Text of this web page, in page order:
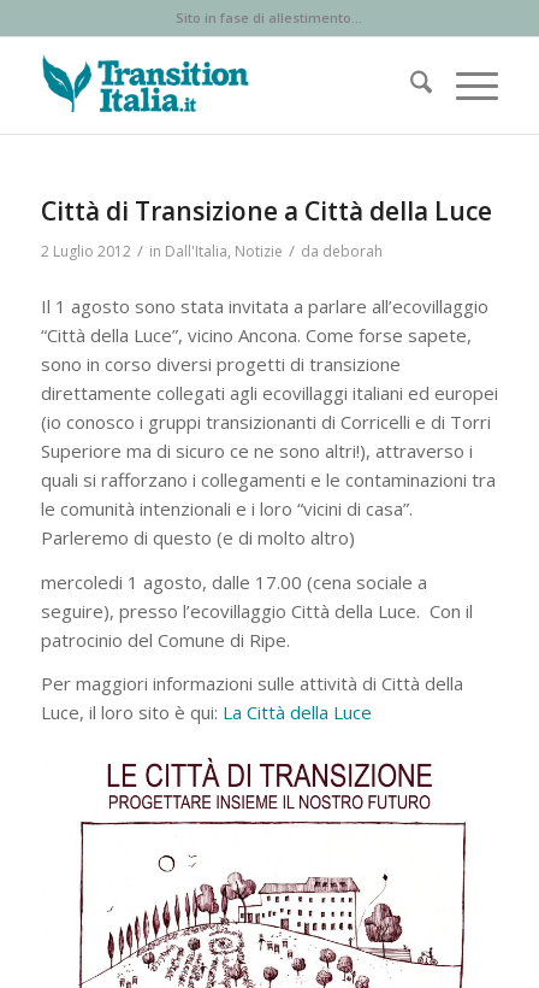
Sito in fase di allestimento...
Città di Transizione a Città della Luce
2 Luglio 2012 / in Dall'Italia, Notizie / da deborah
Il 1 agosto sono stata invitata a parlare all’ecovillaggio
“Città della Luce”, vicino Ancona. Come forse sapete,
sono in corso diversi progetti di transizione
direttamente collegati agli ecovillaggi italiani ed europei
(io conosco i gruppi transizionanti di Corricelli e di Torri
Superiore ma di sicuro ce ne sono altri!), attraverso i
quali si rafforzano i collegamenti e le contaminazioni tra
le comunità intenzionali e i loro “vicini di casa”.
Parleremo di questo (e di molto altro)
mercoledi 1 agosto, dalle 17.00 (cena sociale a
seguire), presso l’ecovillaggio Città della Luce. Con il
patrocinio del Comune di Ripe.
Per maggiori informazioni sulle attività di Città della
Luce, il loro sito è qui: La Città della Luce